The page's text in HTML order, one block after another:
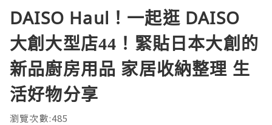
DAISO Haul！一起逛 DAISO
大創大型店44！緊貼日本大創的
新品廚房用品 家居收納整理 生
活好物分享
瀏覽次數:485